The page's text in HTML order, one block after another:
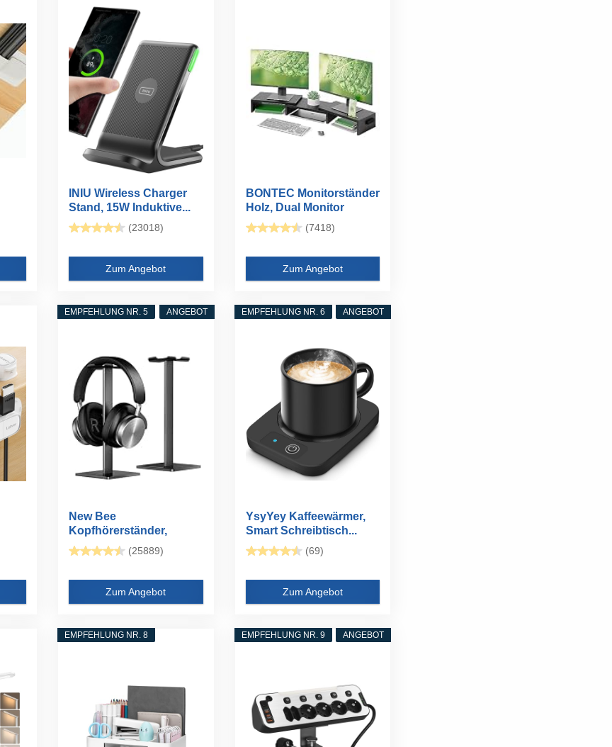
INIU Wireless Charger
Stand, 15W Induktive...
(23018)
Zum Angebot
BONTEC Monitorständer
Holz, Dual Monitor
Stand...
(7418)
Zum Angebot
ANGEBOT
EMPFEHLUNG NR. 5
New Bee
Kopfhörerständer,
Headset-Ständer...
(25889)
Zum Angebot
ANGEBOT
EMPFEHLUNG NR. 6
YsyYey Kaffeewärmer,
Smart Schreibtisch...
(69)
Zum Angebot
EMPFEHLUNG NR. 8 ANGEBOT
EMPFEHLUNG NR. 9